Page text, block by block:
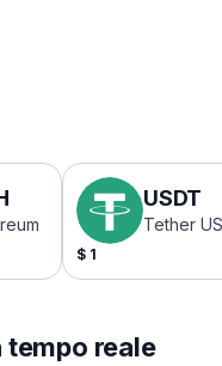
USDT
Tether
$ 1
reale